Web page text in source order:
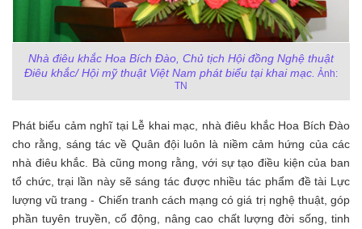
Nhà điêu khắc Hoa Bích Đào, Chủ tịch Hội đồng Nghệ thuật
Điêu khắc/ Hội mỹ thuật Việt Nam phát biểu tại khai mạc. Ảnh:
TN
Phát biểu cảm nghĩ tại Lễ khai mạc, nhà điêu khắc Hoa Bích Đào
cho rằng, sáng tác về Quân đội luôn là niềm cảm hứng của các
nhà điêu khắc. Bà cũng mong rằng, với sự tạo điều kiện của ban
tổ chức, trại lần này sẽ sáng tác được nhiều tác phẩm đề tài Lực
lượng vũ trang - Chiến tranh cách mạng có giá trị nghệ thuật, góp
phần tuyên truyền, cổ động, nâng cao chất lượng đời sống, tinh